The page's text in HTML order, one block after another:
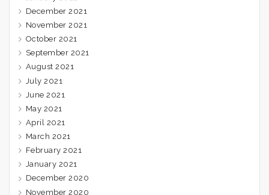
December 2021
November 2021
October 2021
September 2021
August 2021
July 2021
June 2021
May 2021
April 2021
March 2021
February 2021
January 2021
December 2020
November 2020